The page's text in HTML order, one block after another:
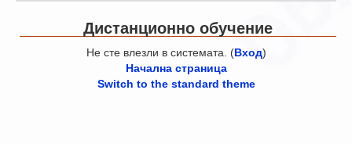
Дистанционно обучение
Не сте влезли в системата. (Вход)
Начална страница
Switch to the standard theme